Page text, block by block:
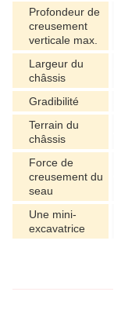
Profondeur de
creusement
verticale max.
Largeur du
châssis
Gradibilité
Terrain du
châssis
Force de
creusement du
seau
Une mini-
excavatrice